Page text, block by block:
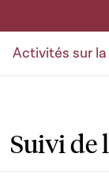
Activités sur
Suivi de